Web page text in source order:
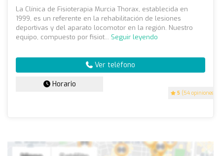
5 (54 opiniones)
La Clínica de Fisioterapia Murcia Thorax, establecida en
1999, es un referente en la rehabilitación de lesiones
deportivas y del aparato locomotor en la región. Nuestro
equipo, compuesto por fisiot... Seguir leyendo
Ver teléfono
Horario